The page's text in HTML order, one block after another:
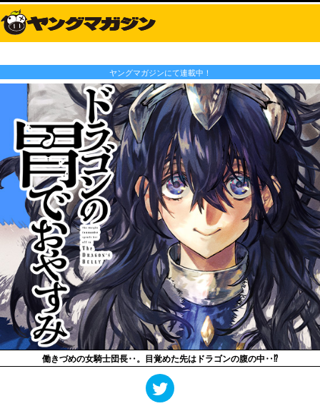
ヤングマガジンにて連載中！
働きづめの女騎士団長‥。目覚めた先はドラゴンの腹の中‥⁉